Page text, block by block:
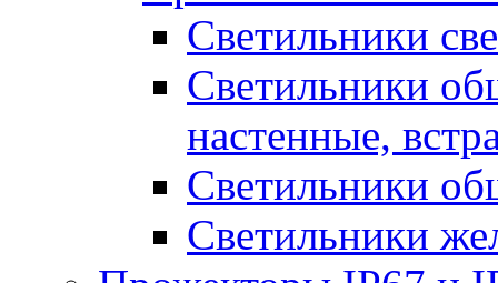
Светильники
Светильники
настенные,
Светильники
Светильники